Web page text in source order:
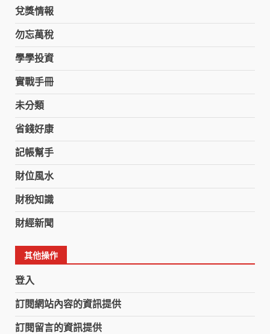
兌獎情報
勿忘萬稅
學學投資
實戰手冊
未分類
省錢好康
記帳幫手
財位風水
財稅知識
財經新聞
其他操作
登入
訂閱網站內容的資訊提供
訂閱留言的資訊提供